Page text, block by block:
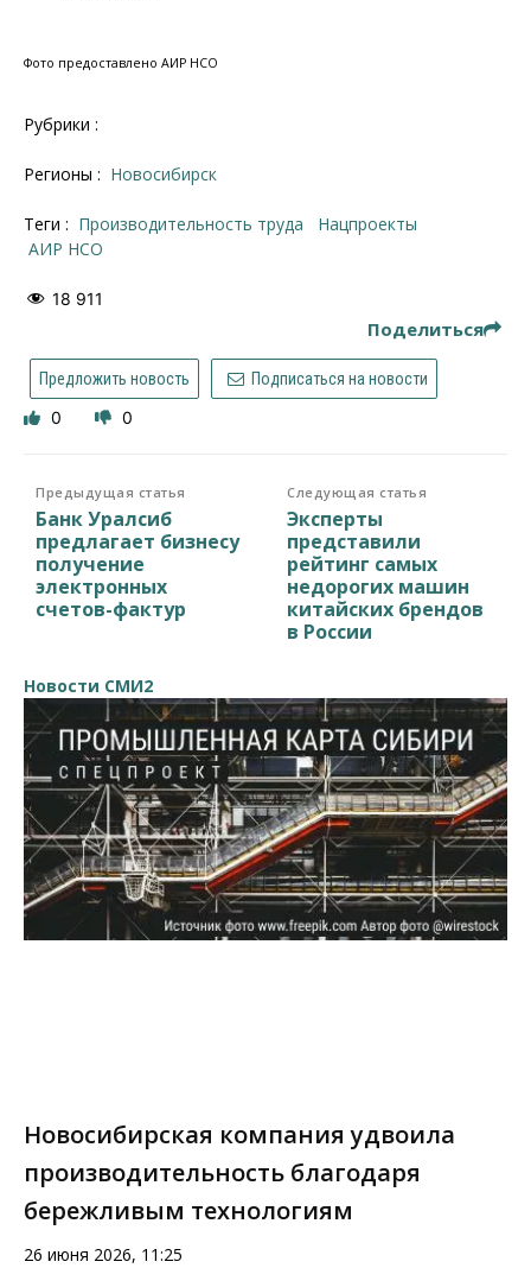
Фото предоставлено АИР НСО
Рубрики :
Регионы : Новосибирск
Теги : производительность труда
нацпроекты
АИР НСО
18 911
Поделиться
Предложить новость Подписаться на новости
0 0
Предыдущая статья
Банк Уралсиб
предлагает бизнесу
получение
электронных
счетов-фактур
Следующая статья
Эксперты
представили
рейтинг самых
недорогих машин
китайских брендов
в России
Новости СМИ2
Новосибирская компания удвоила
производительность благодаря
бережливым технологиям
26 июня 2026, 11:25